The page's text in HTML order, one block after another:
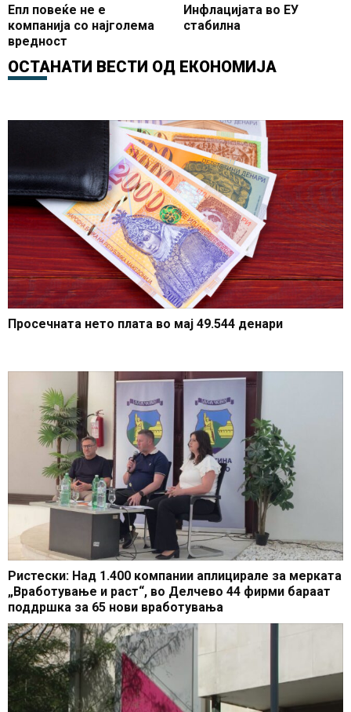
Епл повеќе не е
компанија со најголема
вредност
Инфлацијата во ЕУ
стабилна
ОСТАНАТИ ВЕСТИ ОД ЕКОНОМИЈА
Просечната нето плата во мај 49.544 денари
Ристески: Над 1.400 компании аплицирале за мерката
„Вработување и раст“, во Делчево 44 фирми бараат
поддршка за 65 нови вработувања